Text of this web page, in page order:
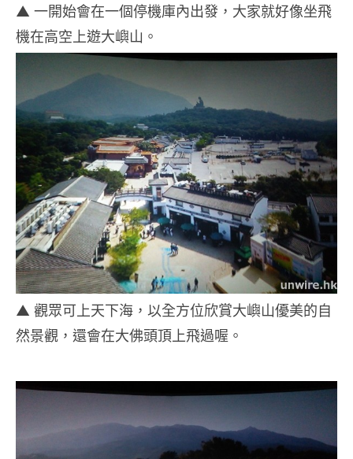
▲ 一開始會在一個停機庫內出發，大家就好像坐飛
機在高空上遊大嶼山。
▲ 觀眾可上天下海，以全方位欣賞大嶼山優美的自
然景觀，還會在大佛頭頂上飛過喔。